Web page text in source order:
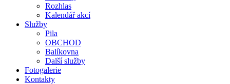
Rozhlas
Kalendář akcí
Služby
Pila
OBCHOD
Balíkovna
Další služby
Fotogalerie
Kontakty